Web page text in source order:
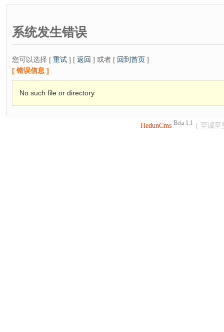
系统发生错误
您可以选择 [ 重试 ] [ 返回 ] 或者 [ 回到首页 ]
[ 错误信息 ]
No such file or directory
HedunCms Beta 1.1 { 至诚至